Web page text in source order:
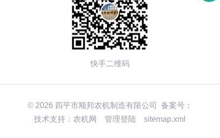
快手二维码
© 2026 四平市顺邦农机制造有限公司 备案号：
技术支持： 农机网 管理登陆 sitemap.xml